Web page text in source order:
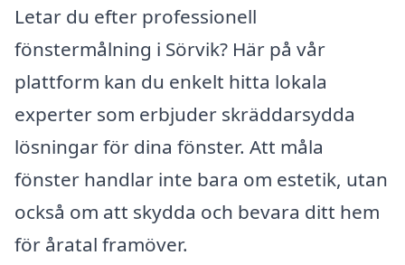
Letar du efter professionell
fönstermålning i Sörvik? Här på vår
plattform kan du enkelt hitta lokala
experter som erbjuder skräddarsydda
lösningar för dina fönster. Att måla
fönster handlar inte bara om estetik, utan
också om att skydda och bevara ditt hem
för åratal framöver.